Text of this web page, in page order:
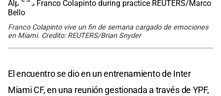
Franco Colapinto vive un fin de semana cargado de emociones
en Miami. Credito: REUTERS/Brian Snyder
El encuentro se dio en un entrenamiento de Inter
Miami CF, en una reunión gestionada a través de YPF,